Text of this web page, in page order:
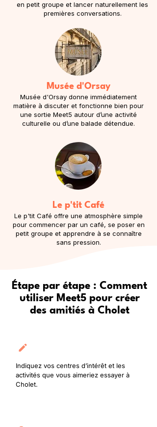
en petit groupe et lancer naturellement les
premières conversations.
Musée d'Orsay
Musée d'Orsay donne immédiatement
matière à discuter et fonctionne bien pour
une sortie Meet5 autour d’une activité
culturelle ou d’une balade détendue.
Le p'tit Café
Le p'tit Café offre une atmosphère simple
pour commencer par un café, se poser en
petit groupe et apprendre à se connaître
sans pression.
Étape par étape : Comment
utiliser Meet5 pour créer
des amitiés à Cholet
Indiquez vos centres d’intérêt et les
activités que vous aimeriez essayer à
Cholet.